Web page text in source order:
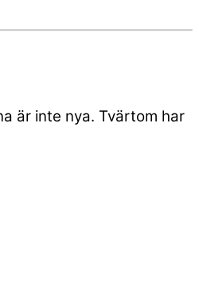
är inte nya. Tvärtom har